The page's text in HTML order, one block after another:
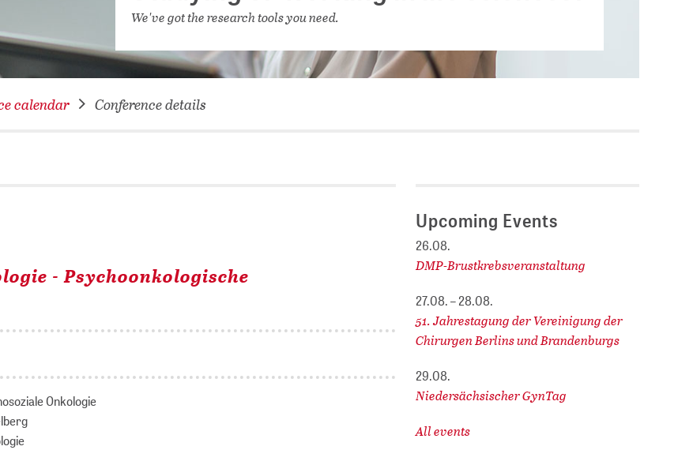
NETWORKING FOR YOU
DATABASES (DBIS)
DIGITAL COLLECTIONS
ZB MED
We've got the research tools you need.
calendar Conference details
- Psychoonkologische
Onkologie
Upcoming Events
26.08.
DMP-Brustkrebsveranstaltung
27.08. – 28.08.
51. Jahrestagung der Vereinigung der
Chirurgen Berlins und Brandenburgs
29.08.
Niedersächsischer GynTag
All events